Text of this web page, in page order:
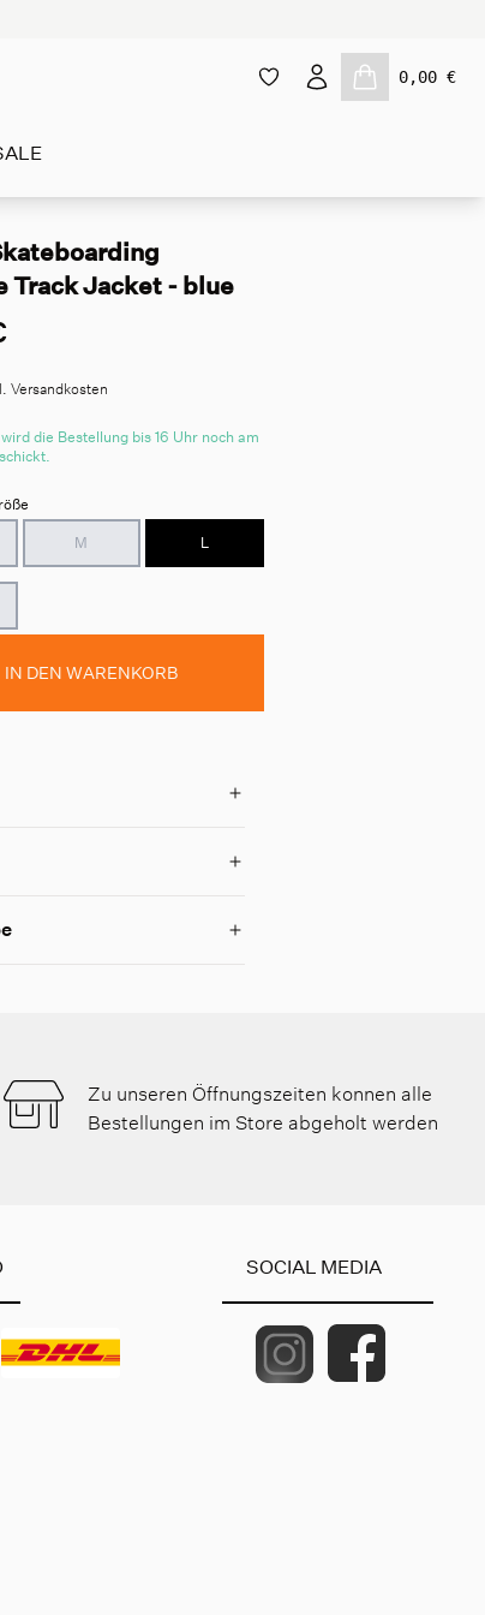
0,00 €
Track Jacket - blue
Versandkosten
die Bestellung bis 16 Uhr noch am
M L
IN DEN WARENKORB
Zu unseren Öffnungszeiten konnen alle
Bestellungen im Store abgeholt werden
SOCIAL MEDIA